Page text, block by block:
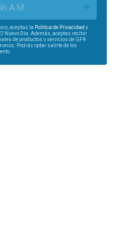
A.M.
aceptas la Política de Privacidad y
Nuevo Día. Además, aceptas recibir
de productos o servicios de GFR
Podrás optar salirte de los